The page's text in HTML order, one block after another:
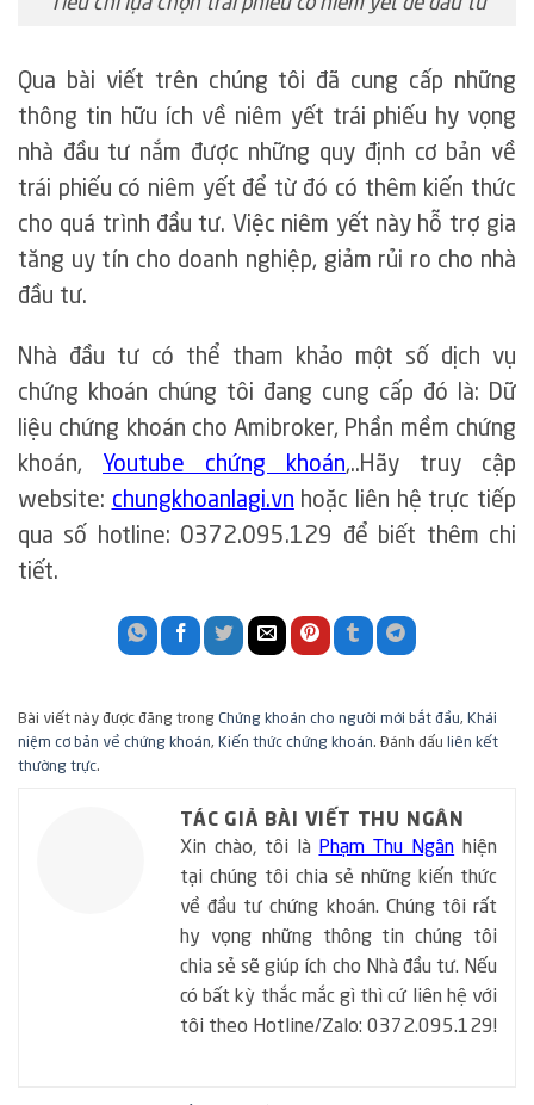
Qua bài viết trên chúng tôi đã cung cấp những
thông tin hữu ích về niêm yết trái phiếu hy vọng
nhà đầu tư nắm được những quy định cơ bản về
trái phiếu có niêm yết để từ đó có thêm kiến thức
cho quá trình đầu tư. Việc niêm yết này hỗ trợ gia
tăng uy tín cho doanh nghiệp, giảm rủi ro cho nhà
đầu tư.
Nhà đầu tư có thể tham khảo một số dịch vụ
chứng khoán chúng tôi đang cung cấp đó là: Dữ
liệu chứng khoán cho Amibroker, Phần mềm chứng
khoán, Youtube chứng khoán,..Hãy truy cập
website: chungkhoanlagi.vn hoặc liên hệ trực tiếp
qua số hotline: 0372.095.129 để biết thêm chi
tiết.
Bài viết này được đăng trong Chứng khoán cho người mới bắt đầu, Khái
niệm cơ bản về chứng khoán, Kiến thức chứng khoán. Đánh dấu liên kết
thường trực.
TÁC GIẢ BÀI VIẾT THU NGÂN
Xin chào, tôi là Phạm Thu Ngân hiện
tại chúng tôi chia sẻ những kiến thức
về đầu tư chứng khoán. Chúng tôi rất
hy vọng những thông tin chúng tôi
chia sẻ sẽ giúp ích cho Nhà đầu tư. Nếu
có bất kỳ thắc mắc gì thì cứ liên hệ với
tôi theo Hotline/Zalo: 0372.095.129!